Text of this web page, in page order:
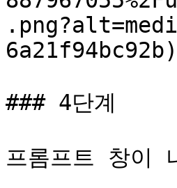
6a21f94bc92b)
### 4단계
프롬프트 창이